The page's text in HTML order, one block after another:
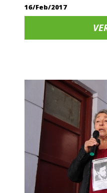
16/Feb/2017